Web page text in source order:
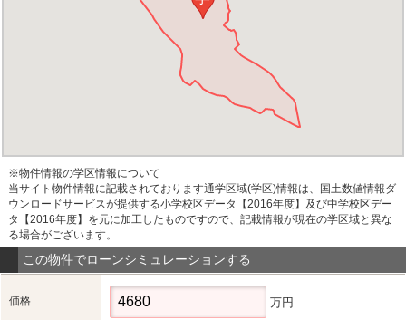
※物件情報の学区情報について
当サイト物件情報に記載されております通学区域(学区)情報は、国土数値情報ダ
ウンロードサービスが提供する小学校区データ【2016年度】及び中学校区デー
タ【2016年度】を元に加工したものですので、記載情報が現在の学区域と異な
る場合がございます。
この物件でローンシミュレーションする
価格 万円